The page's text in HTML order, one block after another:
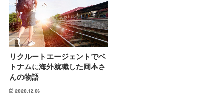
リクルートエージェントでベ
トナムに海外就職した岡本さ
んの物語
2020.12.06